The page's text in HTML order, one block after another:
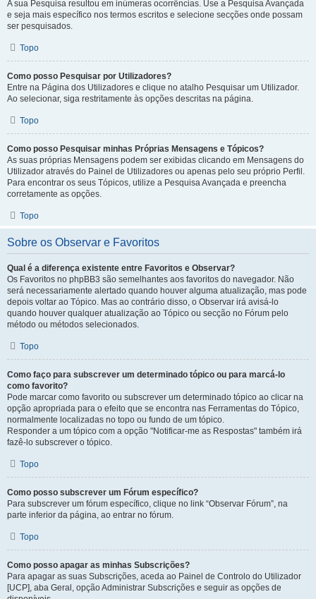
A sua Pesquisa resultou em inúmeras ocorrências. Use a Pesquisa Avançada
e seja mais específico nos termos escritos e selecione secções onde possam
ser pesquisados.
Topo
Como posso Pesquisar por Utilizadores?
Entre na Página dos Utilizadores e clique no atalho Pesquisar um Utilizador.
Ao selecionar, siga restritamente às opções descritas na página.
Topo
Como posso Pesquisar minhas Próprias Mensagens e Tópicos?
As suas próprias Mensagens podem ser exibidas clicando em Mensagens do
Utilizador através do Painel de Utilizadores ou apenas pelo seu próprio Perfil.
Para encontrar os seus Tópicos, utilize a Pesquisa Avançada e preencha
corretamente as opções.
Topo
Sobre os Observar e Favoritos
Qual é a diferença existente entre Favoritos e Observar?
Os Favoritos no phpBB3 são semelhantes aos favoritos do navegador. Não
será necessariamente alertado quando houver alguma atualização, mas pode
depois voltar ao Tópico. Mas ao contrário disso, o Observar irá avisá-lo
quando houver qualquer atualização ao Tópico ou secção no Fórum pelo
método ou métodos selecionados.
Topo
Como faço para subscrever um determinado tópico ou para marcá-lo
como favorito?
Pode marcar como favorito ou subscrever um determinado tópico ao clicar na
opção apropriada para o efeito que se encontra nas Ferramentas do Tópico,
normalmente localizadas no topo ou fundo de um tópico.
Responder a um tópico com a opção "Notificar-me as Respostas" também irá
fazê-lo subscrever o tópico.
Topo
Como posso subscrever um Fórum específico?
Para subscrever um fórum específico, clique no link “Observar Fórum”, na
parte inferior da página, ao entrar no fórum.
Topo
Como posso apagar as minhas Subscrições?
Para apagar as suas Subscrições, aceda ao Painel de Controlo do Utilizador
[UCP], aba Geral, opção Administrar Subscrições e seguir as opções de